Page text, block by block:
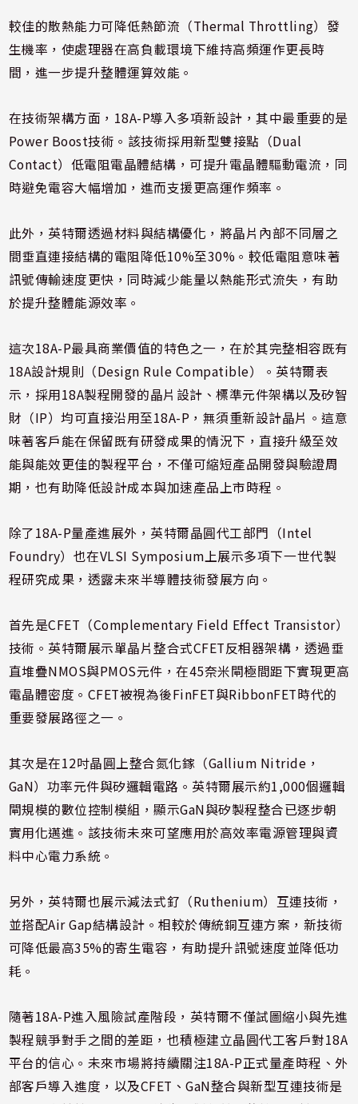
較佳的散熱能力可降低熱節流（Thermal Throttling）發
生機率，使處理器在高負載環境下維持高頻運作更長時
間，進一步提升整體運算效能。
在技術架構方面，18A-P導入多項新設計，其中最重要的是
Power Boost技術。該技術採用新型雙接點（Dual
Contact）低電阻電晶體結構，可提升電晶體驅動電流，同
時避免電容大幅增加，進而支援更高運作頻率。
此外，英特爾透過材料與結構優化，將晶片內部不同層之
間垂直連接結構的電阻降低10%至30%。較低電阻意味著
訊號傳輸速度更快，同時減少能量以熱能形式流失，有助
於提升整體能源效率。
這次18A-P最具商業價值的特色之一，在於其完整相容既有
18A設計規則（Design Rule Compatible）。英特爾表
示，採用18A製程開發的晶片設計、標準元件架構以及矽智
財（IP）均可直接沿用至18A-P，無須重新設計晶片。這意
味著客戶能在保留既有研發成果的情況下，直接升級至效
能與能效更佳的製程平台，不僅可縮短產品開發與驗證周
期，也有助降低設計成本與加速產品上市時程。
除了18A-P量產進展外，英特爾晶圓代工部門（Intel
Foundry）也在VLSI Symposium上展示多項下一世代製
程研究成果，透露未來半導體技術發展方向。
首先是CFET（Complementary Field Effect Transistor）
技術。英特爾展示單晶片整合式CFET反相器架構，透過垂
直堆疊NMOS與PMOS元件，在45奈米閘極間距下實現更高
電晶體密度。CFET被視為後FinFET與RibbonFET時代的
重要發展路徑之一。
其次是在12吋晶圓上整合氮化鎵（Gallium Nitride，
GaN）功率元件與矽邏輯電路。英特爾展示約1,000個邏輯
閘規模的數位控制模組，顯示GaN與矽製程整合已逐步朝
實用化邁進。該技術未來可望應用於高效率電源管理與資
料中心電力系統。
另外，英特爾也展示減法式釕（Ruthenium）互連技術，
並搭配Air Gap結構設計。相較於傳統銅互連方案，新技術
可降低最高35%的寄生電容，有助提升訊號速度並降低功
耗。
隨著18A-P進入風險試產階段，英特爾不僅試圖縮小與先進
製程競爭對手之間的差距，也積極建立晶圓代工客戶對18A
平台的信心。未來市場將持續關注18A-P正式量產時程、外
部客戶導入進度，以及CFET、GaN整合與新型互連技術是